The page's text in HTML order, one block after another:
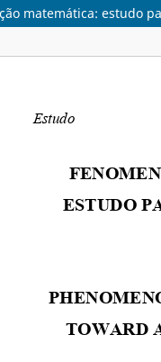
matemática: estudo